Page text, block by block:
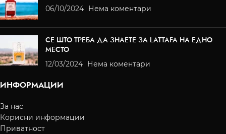
06/10/2024 Нема коментари
СЕ ШТО ТРЕБА ДА ЗНАЕТЕ ЗА LATTAFA НА ЕДНО
МЕСТО
12/03/2024 Нема коментари
ИНФОРМАЦИИ
За нас
Корисни информации
Приватност